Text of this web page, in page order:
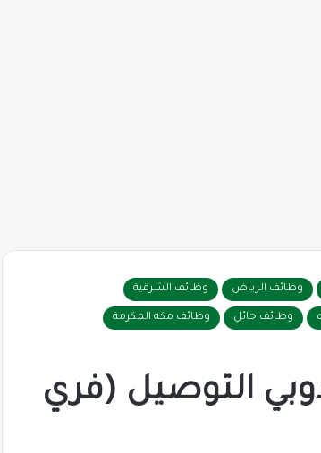
وظائف الرياض وظائف الشرقية
وظائف حائل وظائف مكه المكرمة
التوصيل (فري